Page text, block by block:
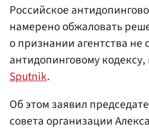
Российское
намерено обжаловать
о признании агентства
антидопинговому
Sputnik.
Об этом заявил
совета организации